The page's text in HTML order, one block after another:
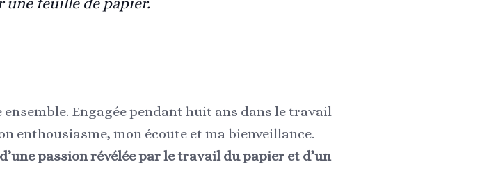
ensemble. Engagée pendant huit ans dans le travail
enthousiasme, mon écoute et ma bienveillance.
passion révélée par le travail du papier et d’un